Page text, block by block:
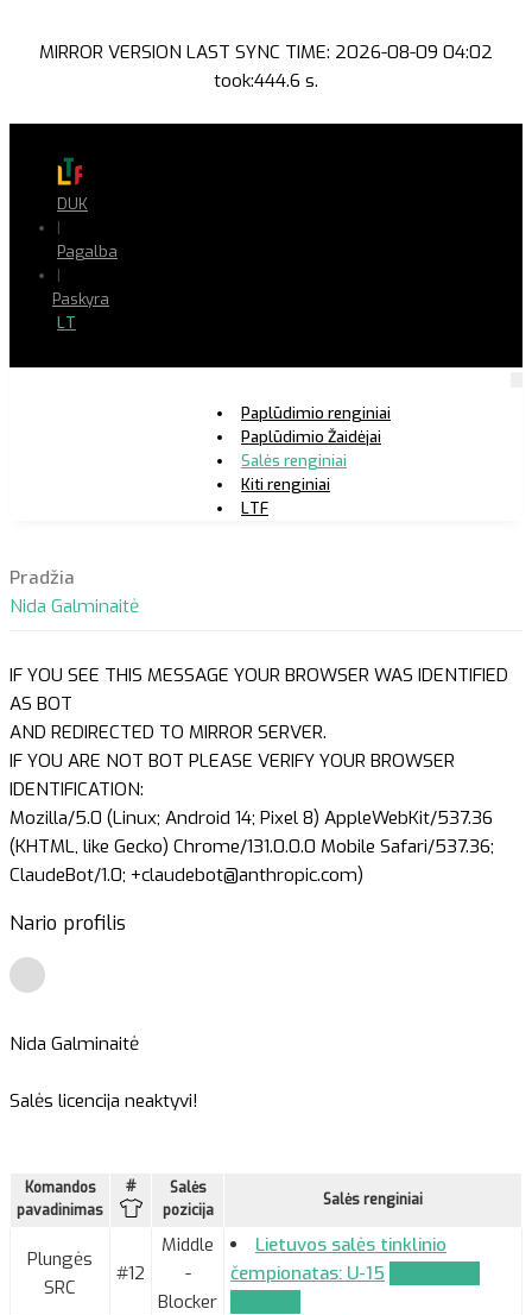
MIRROR VERSION LAST SYNC TIME: 2026-08-09 04:02
took:444.6 s.
DUK
|
Pagalba
|
Paskyra
LT
Paplūdimio renginiai
Paplūdimio Žaidėjai
Salės renginiai
Kiti renginiai
LTF
Pradžia
Nida Galminaitė
IF YOU SEE THIS MESSAGE YOUR BROWSER WAS IDENTIFIED
AS BOT
AND REDIRECTED TO MIRROR SERVER.
IF YOU ARE NOT BOT PLEASE VERIFY YOUR BROWSER
IDENTIFICATION:
Mozilla/5.0 (Linux; Android 14; Pixel 8) AppleWebKit/537.36
(KHTML, like Gecko) Chrome/131.0.0.0 Mobile Safari/537.36;
ClaudeBot/1.0; +claudebot@anthropic.com)
Nario profilis
Nida Galminaitė
Salės licencija neaktyvi!
Komandos
pavadinimas
#
Salės
pozicija
Salės renginiai
Plungės
SRC
#12
Middle
-
Blocker
Lietuvos salės tinklinio
čempionatas: U-15